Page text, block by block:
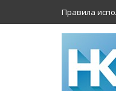
Правила